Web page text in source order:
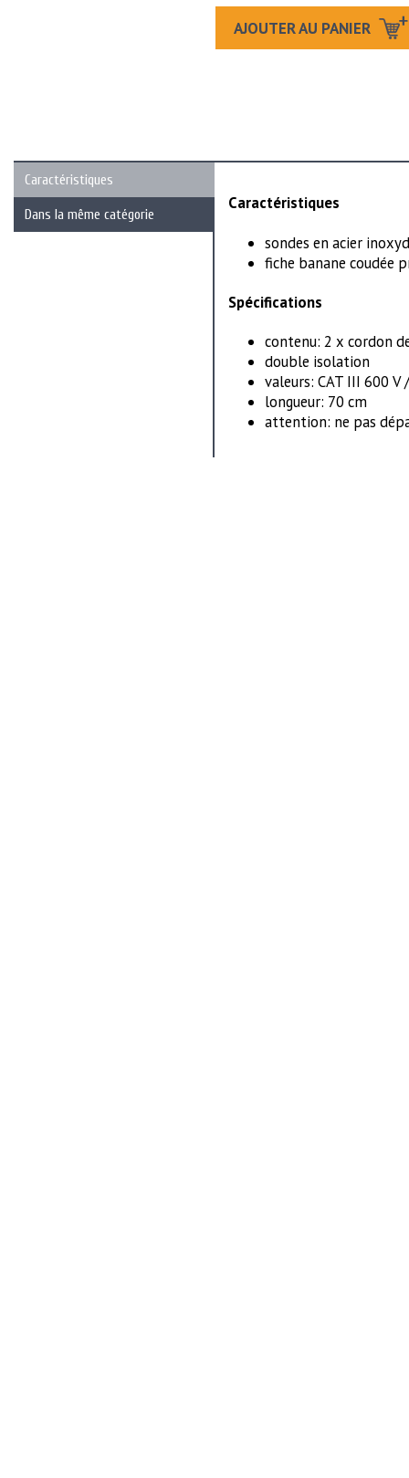
AJOUTER AU PANIER
Caractéristiques
Dans la même catégorie
Caractéristiques
sondes en acier
fiche banane coudée
Spécifications
contenu: 2 x cordon
double isolation
valeurs: CAT III 600 V
longueur: 70 cm
attention: ne pas